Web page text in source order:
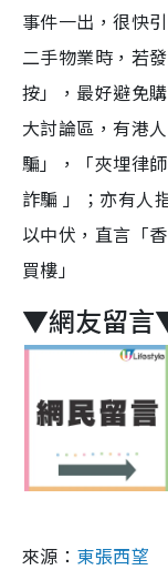
事件一出，很快
二手物業時，若
按」，最好避免
大討論區，有港
騙」，「夾埋律
詐騙 」；亦有人
以中伏，直言「
買樓」
▼網友留
來源： 東張西望